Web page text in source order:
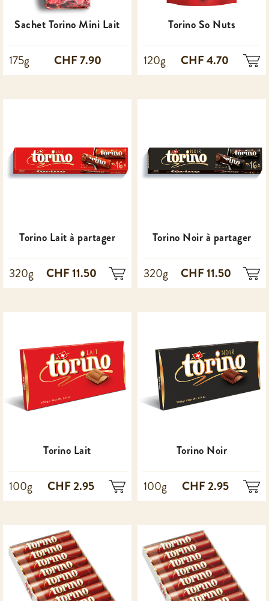
Sachet Torino Mini Lait
175g CHF 7.90
Torino So Nuts
120g CHF 4.70
Torino Lait à partager
320g CHF 11.50
Torino Noir à partager
320g CHF 11.50
Torino Lait
100g CHF 2.95
Torino Noir
100g CHF 2.95